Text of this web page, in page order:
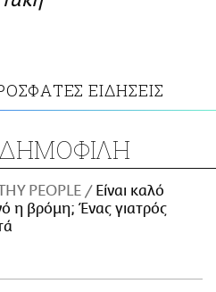
ΕΙΔΗΣΕΙΣ
ΔΗΜΟΦΙΛΗ
PEOPLE
Είναι καλό
η βρόμη; Ένας γιατρός